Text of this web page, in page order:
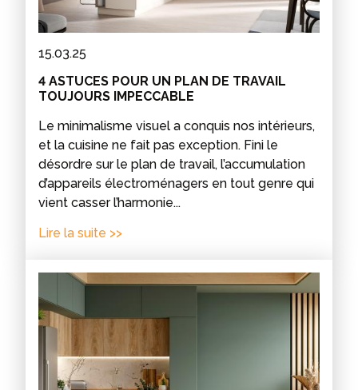
15.03.25
4 ASTUCES POUR UN PLAN DE TRAVAIL
TOUJOURS IMPECCABLE
Le minimalisme visuel a conquis nos intérieurs,
et la cuisine ne fait pas exception. Fini le
désordre sur le plan de travail, l’accumulation
d’appareils électroménagers en tout genre qui
vient casser l’harmonie...
Lire la suite >>